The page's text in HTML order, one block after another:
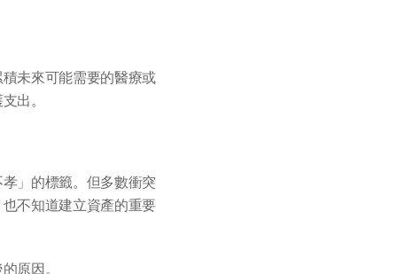
未來可能需要的醫療或
出。
」的標籤。但多數衝突
不知道建立資產的重要
原因。